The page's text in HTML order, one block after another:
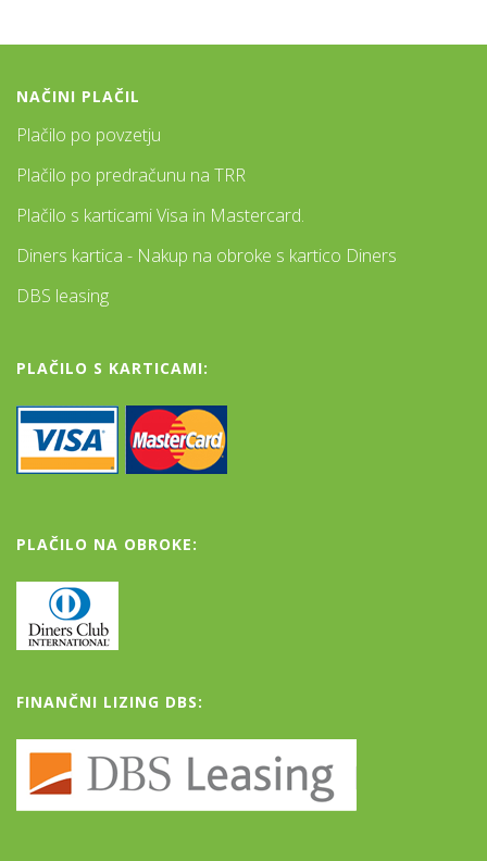
NAČINI PLAČIL
Plačilo po povzetju
Plačilo po predračunu na TRR
Plačilo s karticami Visa in Mastercard.
Diners kartica - Nakup na obroke s kartico Diners
DBS leasing
PLAČILO S KARTICAMI:
PLAČILO NA OBROKE:
FINANČNI LIZING DBS: